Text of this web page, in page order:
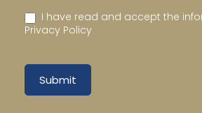
I have read and accept the
Privacy Policy
Submit